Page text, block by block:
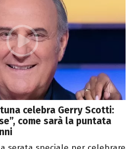
celebra Gerry Scotti:
come sarà la puntata